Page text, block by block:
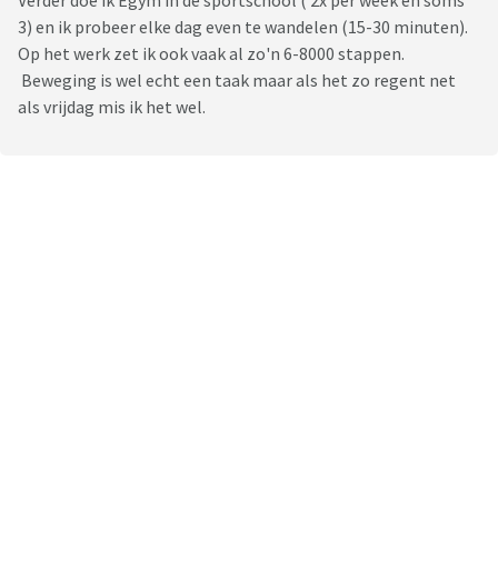
3) en ik probeer elke dag even te wandelen (15-30 minuten).
Op het werk zet ik ook vaak al zo'n 6-8000 stappen.
Beweging is wel echt een taak maar als het zo regent net
als vrijdag mis ik het wel.